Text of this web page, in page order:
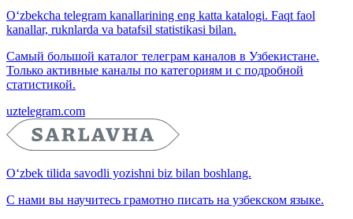
O‘zbekcha telegram kanallarining eng katta katalogi. Faqt faol
kanallar, ruknlarda va batafsil statistikasi bilan.
Самый большой каталог телеграм каналов в Узбекистане.
Только активные каналы по категориям и с подробной
статистикой.
uztelegram.com
O‘zbek tilida savodli yozishni biz bilan boshlang.
С нами вы научитесь грамотно писать на узбекском языке.